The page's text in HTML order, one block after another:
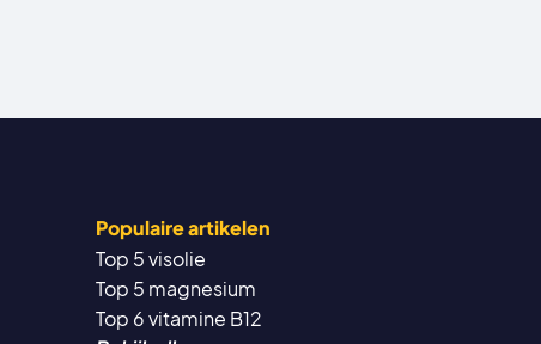
Populaire artikelen
Top 5 visolie
Top 5 magnesium
Top 6 vitamine B12